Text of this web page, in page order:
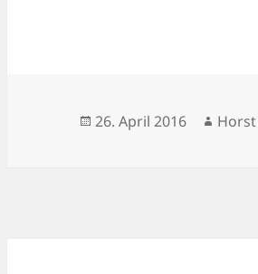
Veröffentlicht
26. April 2016 Autor